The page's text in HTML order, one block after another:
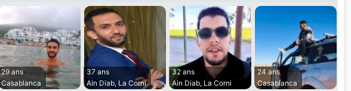
29 ans
Casablanca
37 ans
Ain Diab, La Corni
32 ans
Ain Diab, La Corni
24 ans
Casablanca